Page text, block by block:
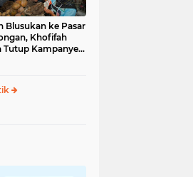
Blusukan ke Pasar
Khofifah
Tutup Kampanye